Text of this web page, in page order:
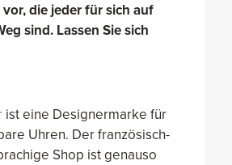
die jeder für sich auf
sind. Lassen Sie sich
ist eine Designermarke für
Uhren. Der französisch-
Shop ist genauso